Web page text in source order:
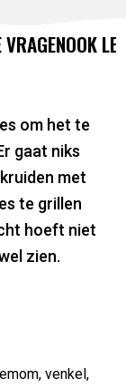
VRAGENOOK
om het te
gaat niks
met
te grillen
hoeft niet
zien.
venkel,